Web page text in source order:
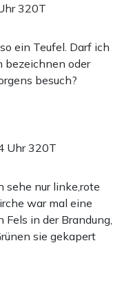
320T
ein Teufel. Darf ich
bezeichnen oder
besuch?
Uhr320T
sehe nur linke,rote
war mal eine
in der Brandung,
sie gekapert